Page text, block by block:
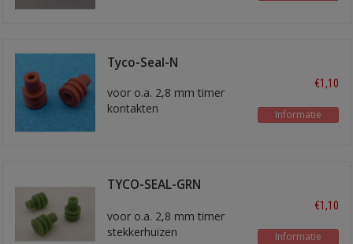
Tyco-Seal-N
voor o.a. 2,8 mm timer
kontakten
€1,10
Informatie
TYCO-SEAL-GRN
voor o.a. 2,8 mm timer
stekkerhuizen
€1,10
Informatie